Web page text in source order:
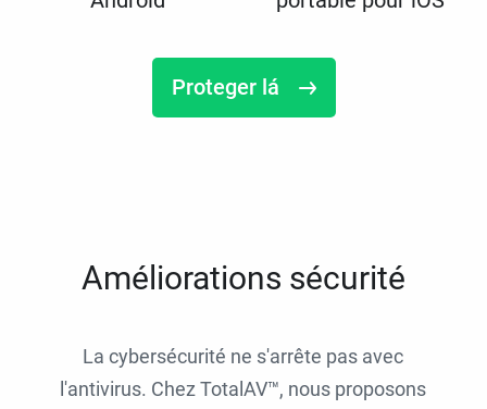
Proteger lá
Améliorations sécurité
La cybersécurité ne s'arrête pas avec
l'antivirus. Chez TotalAV™, nous proposons